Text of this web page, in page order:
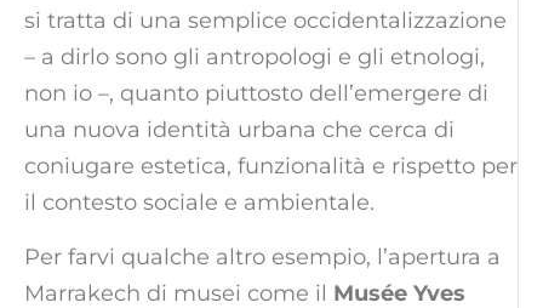
si tratta di una semplice occidentalizzazione
– a dirlo sono gli antropologi e gli etnologi,
non io –, quanto piuttosto dell’emergere di
una nuova identità urbana che cerca di
coniugare estetica, funzionalità e rispetto per
il contesto sociale e ambientale.
Per farvi qualche altro esempio, l’apertura a
Marrakech di musei come il Musée Yves